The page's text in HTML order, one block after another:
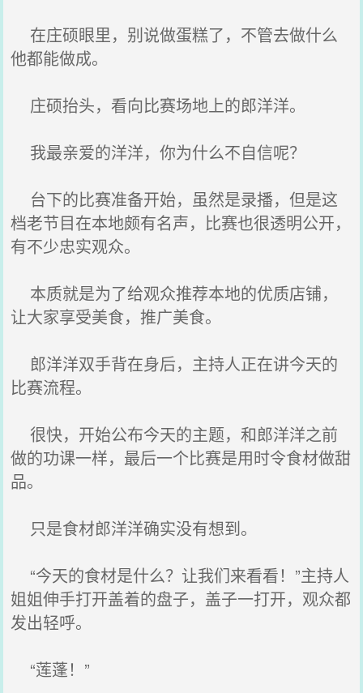
在庄硕眼里，别说做蛋糕了，不管去做什么
他都能做成。
庄硕抬头，看向比赛场地上的郎洋洋。
我最亲爱的洋洋，你为什么不自信呢？
台下的比赛准备开始，虽然是录播，但是这
档老节目在本地颇有名声，比赛也很透明公开，
有不少忠实观众。
本质就是为了给观众推荐本地的优质店铺，
让大家享受美食，推广美食。
郎洋洋双手背在身后，主持人正在讲今天的
比赛流程。
很快，开始公布今天的主题，和郎洋洋之前
做的功课一样，最后一个比赛是用时令食材做甜
品。
只是食材郎洋洋确实没有想到。
“今天的食材是什么？让我们来看看！”主持人
姐姐伸手打开盖着的盘子，盖子一打开，观众都
发出轻呼。
“莲蓬！”